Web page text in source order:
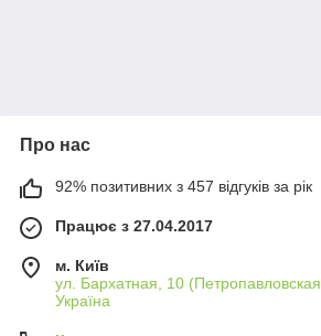
Про нас
92% позитивних з 457 відгуків за рік
Працює з 27.04.2017
м. Київ
ул. Бархатная, 10
Україна